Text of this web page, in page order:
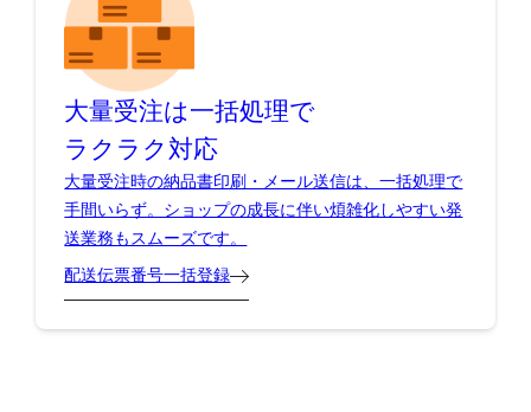
大量受注は一括処理で
ラクラク対応
大量受注時の納品書印刷・メール送信は、一括処理で
手間いらず。ショップの成長に伴い煩雑化しやすい発
送業務もスムーズです。
配送伝票番号一括登録